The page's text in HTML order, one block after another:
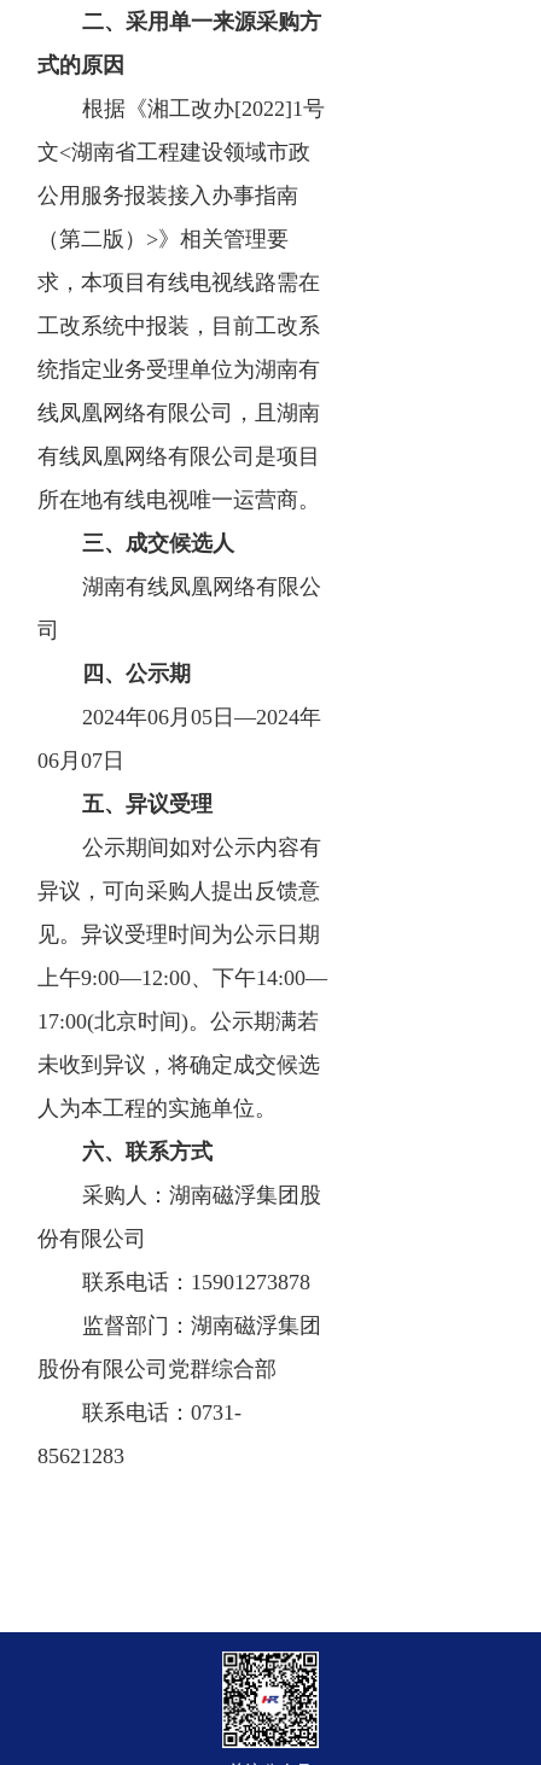
二、采用单一来源采购方
式的原因
根据《湘工改办[2022]1号
文<湖南省工程建设领域市政
公用服务报装接入办事指南
（第二版）>》相关管理要
求，本项目有线电视线路需在
工改系统中报装，目前工改系
统指定业务受理单位为湖南有
线凤凰网络有限公司，且湖南
有线凤凰网络有限公司是项目
所在地有线电视唯一运营商。
三、成交候选人
湖南有线凤凰网络有限公
司
四、公示期
2024年06月05日—2024年
06月07日
五、异议受理
公示期间如对公示内容有
异议，可向采购人提出反馈意
见。异议受理时间为公示日期
上午9:00—12:00、下午14:00—
17:00(北京时间)。公示期满若
未收到异议，将确定成交候选
人为本工程的实施单位。
六、联系方式
采购人：湖南磁浮集团股
份有限公司
联系电话：15901273878
监督部门：湖南磁浮集团
股份有限公司党群综合部
联系电话：0731-
85621283